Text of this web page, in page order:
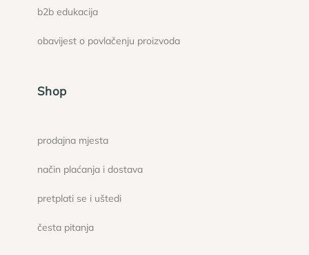
b2b edukacija
obavijest o povlačenju proizvoda
Shop
prodajna mjesta
način plaćanja i dostava
pretplati se i uštedi
česta pitanja